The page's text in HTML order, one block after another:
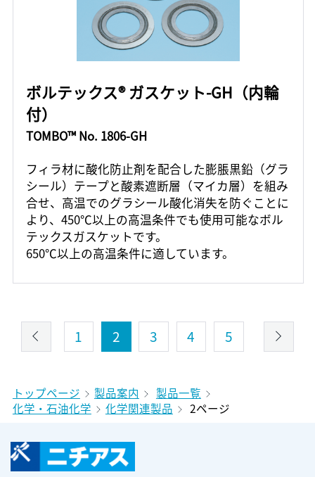
ボルテックス® ガスケット-GH（内輪
付）
TOMBO™ No. 1806-GH
フィラ材に酸化防止剤を配合した膨脹黒鉛（グラ
シール）テープと酸素遮断層（マイカ層）を組み
合せ、高温でのグラシール酸化消失を防ぐことに
より、450℃以上の高温条件でも使用可能なボル
テックスガスケットです。
650℃以上の高温条件に適しています。
1 2 3 4 5
トップページ 製品案内
製品一覧
化学・石油化学
化学関連製品 2ページ